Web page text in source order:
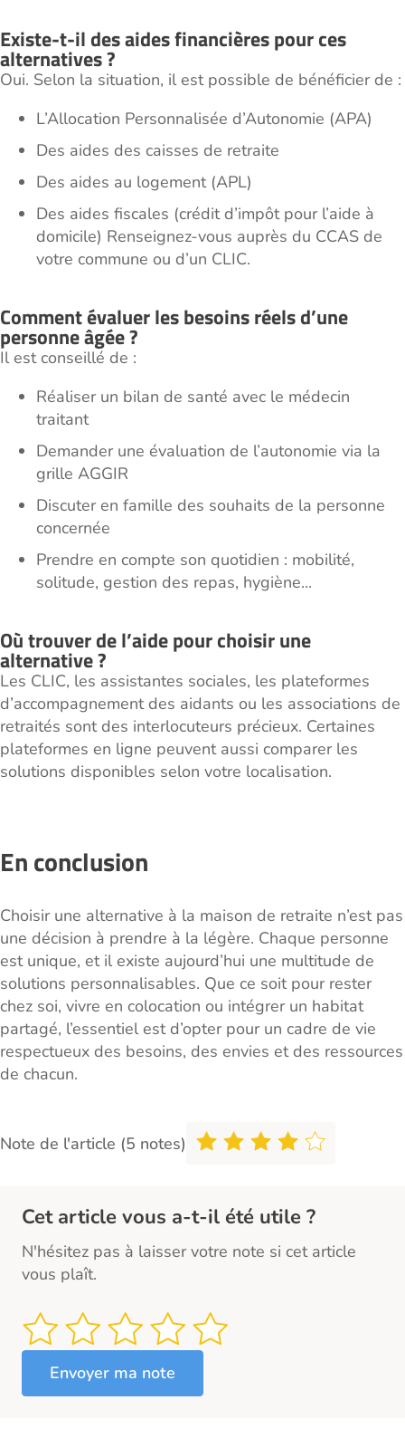
Existe-t-il des aides financières pour ces
alternatives ?
Oui. Selon la situation, il est possible de bénéficier de :
L’Allocation Personnalisée d’Autonomie (APA)
Des aides des caisses de retraite
Des aides au logement (APL)
Des aides fiscales (crédit d’impôt pour l’aide à
domicile) Renseignez-vous auprès du CCAS de
votre commune ou d’un CLIC.
Comment évaluer les besoins réels d’une
personne âgée ?
Il est conseillé de :
Réaliser un bilan de santé avec le médecin
traitant
Demander une évaluation de l’autonomie via la
grille AGGIR
Discuter en famille des souhaits de la personne
concernée
Prendre en compte son quotidien : mobilité,
solitude, gestion des repas, hygiène...
Où trouver de l’aide pour choisir une
alternative ?
Les CLIC, les assistantes sociales, les plateformes
d’accompagnement des aidants ou les associations de
retraités sont des interlocuteurs précieux. Certaines
plateformes en ligne peuvent aussi comparer les
solutions disponibles selon votre localisation.
En conclusion
Choisir une alternative à la maison de retraite n’est pas
une décision à prendre à la légère. Chaque personne
est unique, et il existe aujourd’hui une multitude de
solutions personnalisables. Que ce soit pour rester
chez soi, vivre en colocation ou intégrer un habitat
partagé, l’essentiel est d’opter pour un cadre de vie
respectueux des besoins, des envies et des ressources
de chacun.
Note de l'article (5 notes)
Cet article vous a-t-il été utile ?
N'hésitez pas à laisser votre note si cet article
vous plaît.